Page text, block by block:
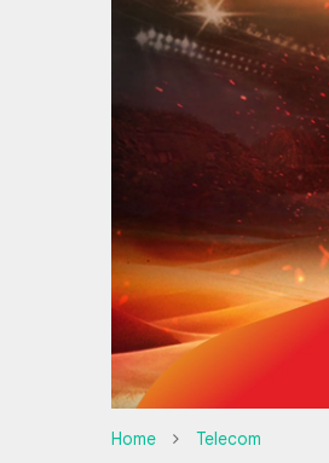
Home Telecom